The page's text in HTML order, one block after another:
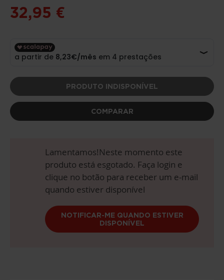
32,95 €
PRODUTO INDISPONÍVEL
COMPARAR
Lamentamos!Neste momento este
produto está esgotado. Faça login e
clique no botão para receber um e-mail
quando estiver disponível
NOTIFICAR-ME QUANDO ESTIVER
DISPONÍVEL